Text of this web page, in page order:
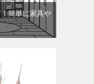
簡単に家具や